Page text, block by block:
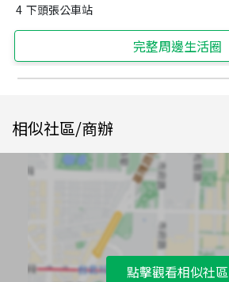
4 下頭張公車站
完整周邊生活圈
相似社區/商辦
點擊觀看相似社區